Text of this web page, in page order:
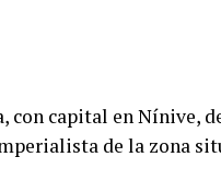
con capital en Nínive,
de la zona